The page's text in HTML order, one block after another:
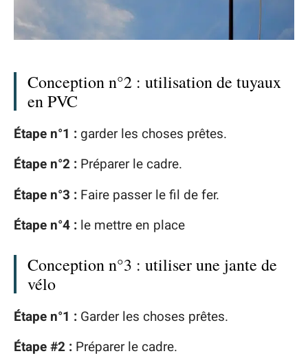
Conception n°2 : utilisation de tuyaux
en PVC
Étape n°1 : garder les choses prêtes.
Étape n°2 : Préparer le cadre.
Étape n°3 : Faire passer le fil de fer.
Étape n°4 : le mettre en place
Conception n°3 : utiliser une jante de
vélo
Étape n°1 : Garder les choses prêtes.
Étape #2 : Préparer le cadre.